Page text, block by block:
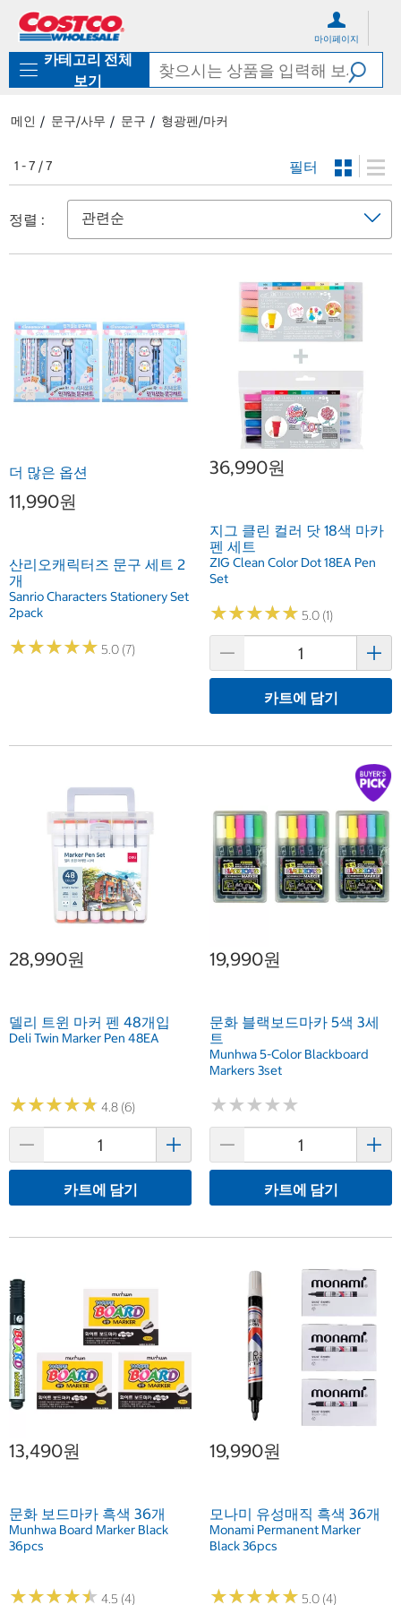
로
기
가
마이페이지
카테고리 전체
보기
메인 문구/사무 문구 형광펜/마커
1 - 7 / 7 필터
정렬 :
더 많은 옵션
11,990원
산리오캐릭터즈 문구 세트 2
개
Sanrio Characters Stationery Set
2pack
★★★★★
★★★★★ 5.0 (7)
36,990원
지그 클린 컬러 닷 18색 마카
펜 세트
ZIG Clean Color Dot 18EA Pen
Set
★★★★★
★★★★★ 5.0 (1)
카트에 담기
28,990원
델리 트윈 마커 펜 48개입
Deli Twin Marker Pen 48EA
★★★★★
★★★★★ 4.8 (6)
카트에 담기
19,990원
문화 블랙보드마카 5색 3세
트
Munhwa 5-Color Blackboard
Markers 3set
★★★★★
★★★★★
카트에 담기
13,490원
문화 보드마카 흑색 36개
Munhwa Board Marker Black
36pcs
★★★★★
★★★★★ 4.5 (4)
19,990원
모나미 유성매직 흑색 36개
Monami Permanent Marker
Black 36pcs
★★★★★
★★★★★ 5.0 (4)